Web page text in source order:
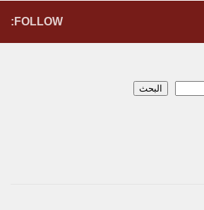
FOLLOW:
البحث